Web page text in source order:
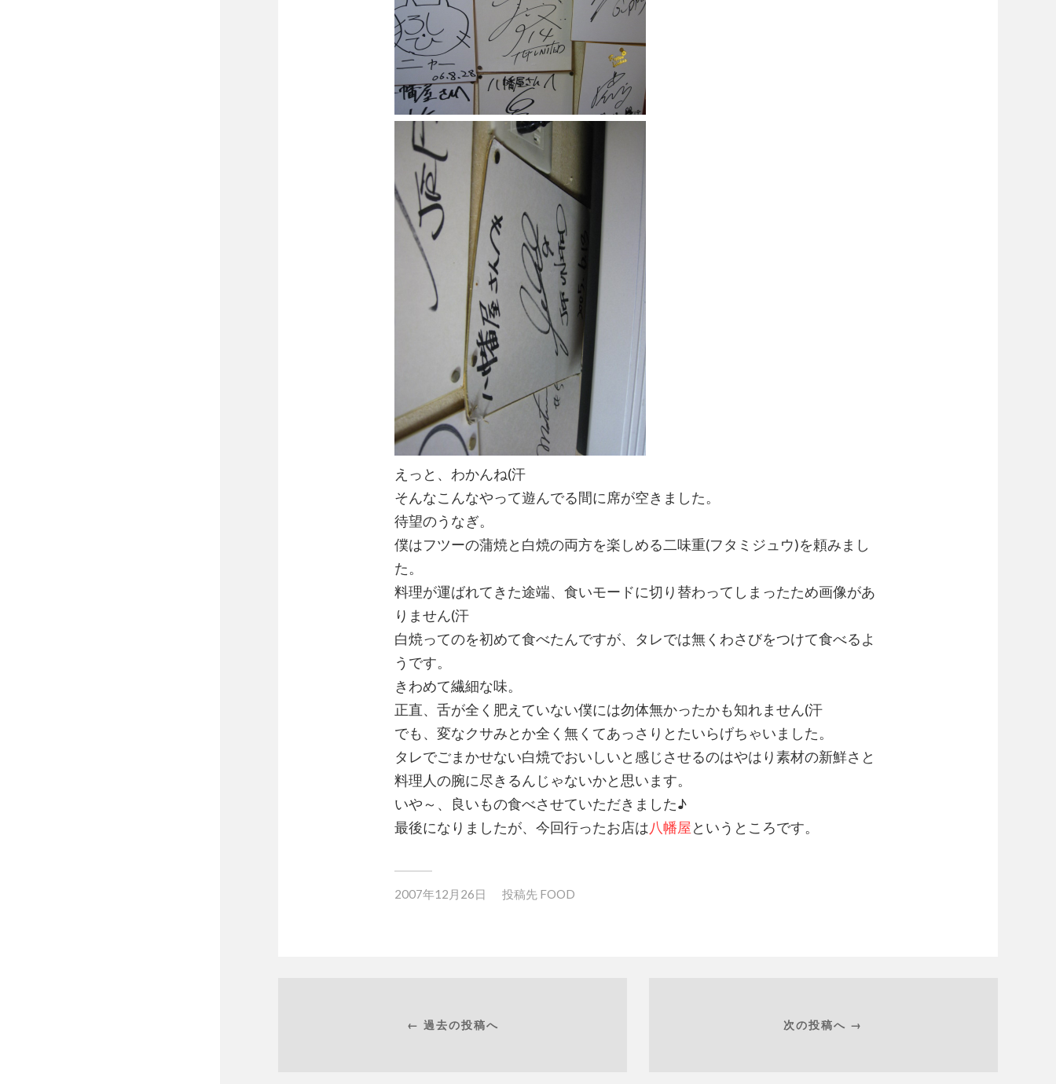
えっと、わかんね(汗
そんなこんなやって遊んでる間に席が空きました。
待望のうなぎ。
僕はフツーの蒲焼と白焼の両方を楽しめる二味重(フタミジュウ)を頼みまし
た。
料理が運ばれてきた途端、食いモードに切り替わってしまったため画像があ
りません(汗
白焼ってのを初めて食べたんですが、タレでは無くわさびをつけて食べるよ
うです。
きわめて繊細な味。
正直、舌が全く肥えていない僕には勿体無かったかも知れません(汗
でも、変なクサみとか全く無くてあっさりとたいらげちゃいました。
タレでごまかせない白焼でおいしいと感じさせるのはやはり素材の新鮮さと
料理人の腕に尽きるんじゃないかと思います。
いや～、良いもの食べさせていただきました♪
最後になりましたが、今回行ったお店は八幡屋というところです。
2007年12月26日 投稿先 FOOD
← 過去の投稿へ 次の投稿へ →